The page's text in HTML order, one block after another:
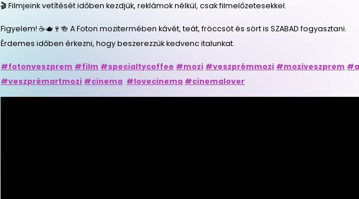
🎬 Filmjeink vetítését időben kezdjük, reklámok nélkül, csak filmelőzetesekkel.
Figyelem! ☕🫖🍷🍻 A Foton mozitermében kávét, teát, fröccsöt és sört is SZABAD fogyasztani.
Érdemes időben érkezni, hogy beszerezzük kedvenc italunkat.
#fotonveszprem #film #specialtycoffee #mozi #veszprémmozi #moziveszprem
#veszprémartmozi #cinema #lovecinema #cinemalover